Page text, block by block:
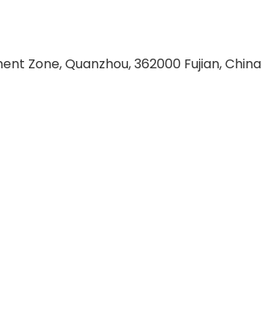
Zone, Quanzhou, 362000 Fujian, China